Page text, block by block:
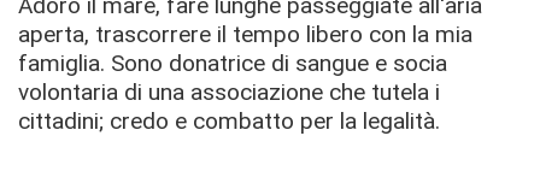
aperta, trascorrere il tempo libero con la mia
famiglia. Sono donatrice di sangue e socia
volontaria di una associazione che tutela i
cittadini; credo e combatto per la legalità.